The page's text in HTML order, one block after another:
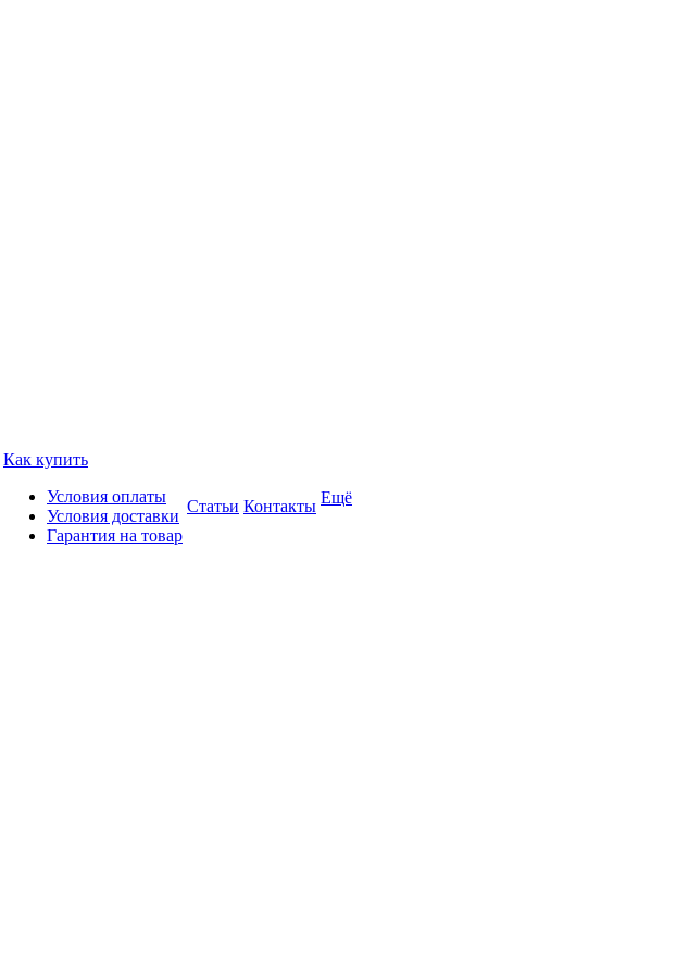
Как купить
Условия оплаты
Условия доставки
Гарантия на товар
Статьи Контакты Ещё